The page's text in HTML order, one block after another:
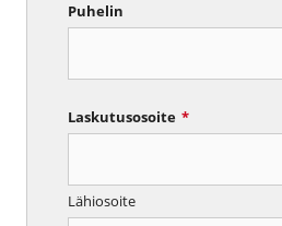
Puhelin
Laskutusosoite *
Lähiosoite